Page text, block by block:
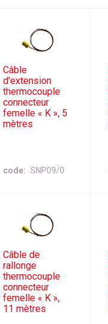
Câble
d'extension
thermocouple
connecteur
femelle « K », 5
mètres
code SNP09/0
Câble de
rallonge
thermocouple
connecteur
femelle « K »,
11 mètres